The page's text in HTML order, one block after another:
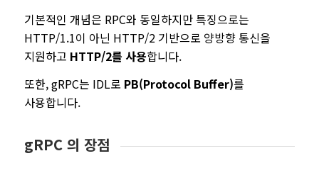
기본적인 개념은 RPC와 동일하지만 특징으로는
HTTP/1.1이 아닌 HTTP/2 기반으로 양방향 통신을
지원하고 HTTP/2를 사용합니다.
또한, gRPC는 IDL로 PB(Protocol Buffer)를
사용합니다.
gRPC 의 장점